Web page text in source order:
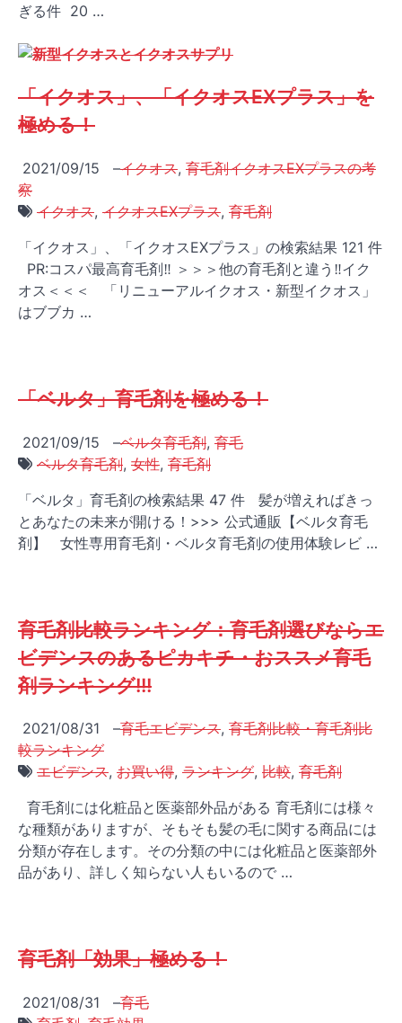
ぎる件 20 …
「イクオス」、「イクオスEXプラス」を
極める！
2021/09/15 –イクオス, 育毛剤イクオスEXプラスの考
察
イクオス, イクオスEXプラス, 育毛剤
「イクオス」、「イクオスEXプラス」の検索結果 121 件
PR:コスパ最高育毛剤‼ ＞＞＞他の育毛剤と違う‼イク
オス＜＜＜ 「リニューアルイクオス・新型イクオス」
はブブカ …
「ベルタ」育毛剤を極める！
2021/09/15 –ベルタ育毛剤, 育毛
ベルタ育毛剤, 女性, 育毛剤
「ベルタ」育毛剤の検索結果 47 件 髪が増えればきっ
とあなたの未来が開ける！>>> 公式通販【ベルタ育毛
剤】 女性専用育毛剤・ベルタ育毛剤の使用体験レビ …
育毛剤比較ランキング：育毛剤選びならエ
ビデンスのあるピカキチ・おススメ育毛
剤ランキング!!!
2021/08/31 –育毛エビデンス, 育毛剤比較・育毛剤比
較ランキング
エビデンス, お買い得, ランキング, 比較, 育毛剤
育毛剤には化粧品と医薬部外品がある 育毛剤には様々
な種類がありますが、そもそも髪の毛に関する商品には
分類が存在します。その分類の中には化粧品と医薬部外
品があり、詳しく知らない人もいるので …
育毛剤「効果」極める！
2021/08/31 –育毛